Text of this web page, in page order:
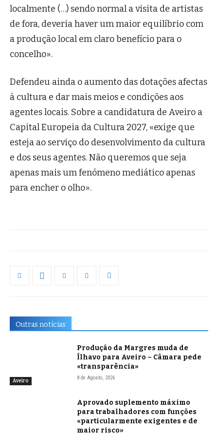
localmente (…) sendo normal a visita de artistas
de fora, deveria haver um maior equilíbrio com
a produção local em claro benefício para o
concelho».
Defendeu ainda o aumento das dotações afectas
à cultura e dar mais meios e condições aos
agentes locais. Sobre a candidatura de Aveiro a
Capital Europeia da Cultura 2027, «exige que
esteja ao serviço do desenvolvimento da cultura
e dos seus agentes. Não queremos que seja
apenas mais um fenómeno mediático apenas
para encher o olho».
Outras notícias
Aveiro
Produção da Margres muda de
Ílhavo para Aveiro – Câmara pede
«transparência»
8 de Agosto, 2026
Aprovado suplemento máximo
para trabalhadores com funções
«particularmente exigentes e de
maior risco»